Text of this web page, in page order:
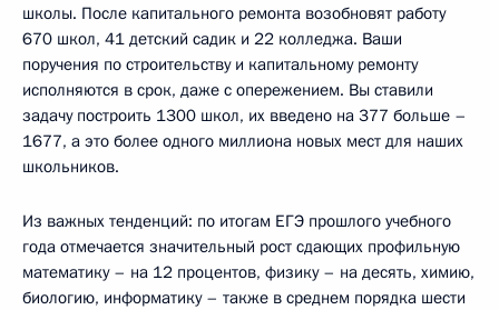
школы. После капитального ремонта возобновят работу
670 школ, 41 детский садик и 22 колледжа. Ваши
поручения по строительству и капитальному ремонту
исполняются в срок, даже с опережением. Вы ставили
задачу построить 1300 школ, их введено на 377 больше –
1677, а это более одного миллиона новых мест для наших
школьников.
Из важных тенденций: по итогам ЕГЭ прошлого учебного
года отмечается значительный рост сдающих профильную
математику – на 12 процентов, физику – на десять, химию,
биологию, информатику – также в среднем порядка шести